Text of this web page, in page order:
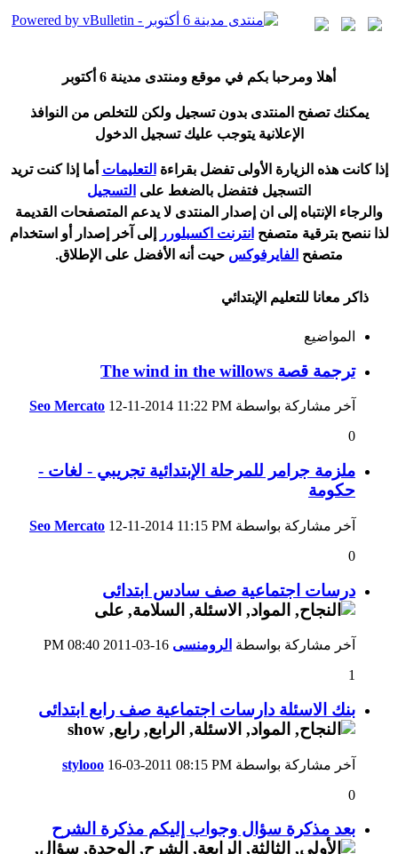
هلا ومرحبا بكم في موقع ومنتدى مدينة 6 أكتوبر
يمكنك تصفح المنتدى بدون تسجيل ولكن للتخلص من النوافذ
الإعلانية يتوجب عليك تسجيل الدخول
إذا كانت هذه الزيارة الأولى تفضل بقراءة التعليمات ما إذا كنت تريد
التسجيل فتفضل بالضغط على التسجيل
والرجاء الإنتباه إلى ان إصدار المنتدى لا يدعم المتصفحات القديمة
لذا ننصح بترقية متصفح انترنت اكسبلورر إلى آخر إصدار أو استخدام
متصفح الفايرفوكس حيت نه الأفضل على الإطلاق.
ذاكر معانا للتعليم الإبتدائي
المواضيع
ترجمة قصة The wind in the willows
آخر مشاركة بواسطة Seo Mercato 12-11-2014 11:22 PM
0
ملزمة جرامر للمرحلة الإبتدائية تجريبي - لغات -
حكومة
آخر مشاركة بواسطة Seo Mercato 12-11-2014 11:15 PM
0
درسات اجتماعية صف سادس ابتدائى
آخر مشاركة بواسطة الرومنسى
08:40 PM
1
بنك الاسئلة دارسات اجتماعية صف رابع ابتدائى
آخر مشاركة بواسطة stylooo 16-03-2011 08:15 PM
0
بعد مذكرة سؤال وجواب إليكم مذكرة الشرح